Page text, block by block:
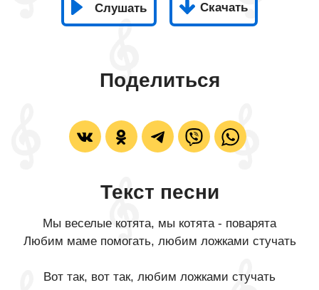
Слушать Скачать
Поделиться
Текст песни
Мы веселые котята, мы котята - поварята
Любим маме помогать, любим ложками стучать
Вот так, вот так, любим ложками стучать